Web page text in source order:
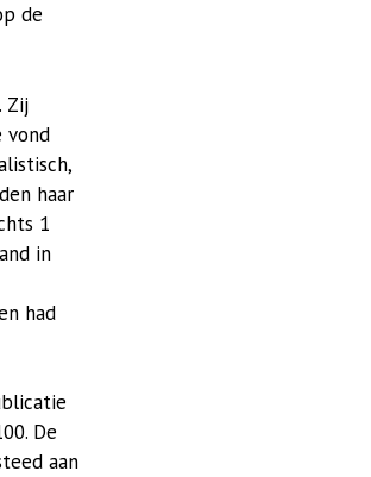
de
Zij
vond
haar
1
in
had
De
aan